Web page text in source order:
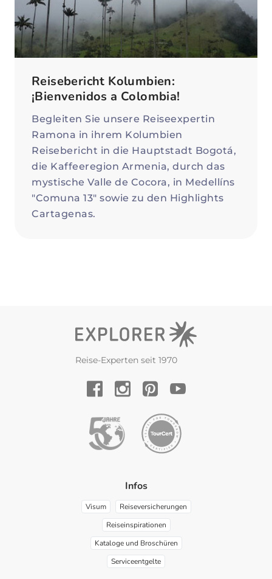
Reisebericht Kolumbien:
¡Bienvenidos a Colombia!
Begleiten Sie unsere Reiseexpertin
Ramona in ihrem Kolumbien
Reisebericht in die Hauptstadt Bogotá,
die Kaffeeregion Armenia, durch das
mystische Valle de Cocora, in Medellíns
"Comuna 13" sowie zu den Highlights
Cartagenas.
Reise-Experten seit 1970
Infos
Visum
Reiseversicherungen
Reiseinspirationen
Kataloge und Broschüren
Serviceentgelte